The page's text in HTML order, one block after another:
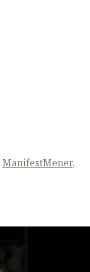
ManifestMener,